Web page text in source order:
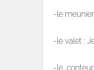
-le
-le valet :
-le